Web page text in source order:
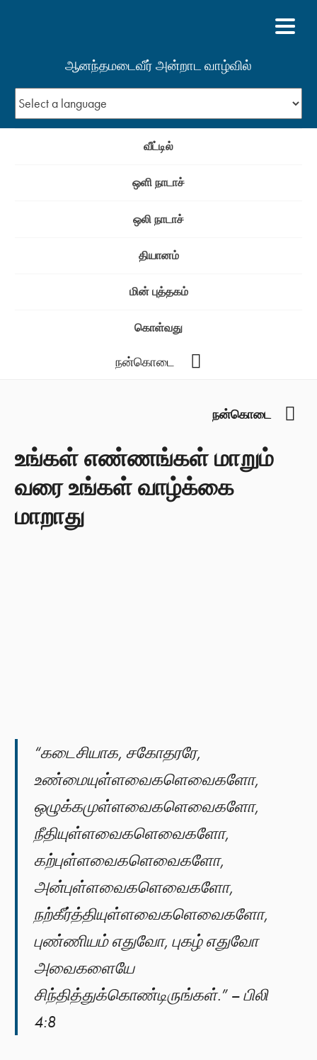
ஆனந்தமடைவீர் அன்றாட வாழ்வில்
வீட்டில்
ஒளி நாடாச்
ஒலி நாடாச்
தியானம்
மின் புத்தகம்
கொள்வது
நன்கொடை
நன்கொடை
உங்கள் எண்ணங்கள் மாறும்
வரை உங்கள் வாழ்க்கை
மாறாது
“கடைசியாக, சகோதரரே,
உண்மையுள்ளவைகளெவைகளோ,
ஒழுக்கமுள்ளவைகளெவைகளோ,
நீதியுள்ளவைகளெவைகளோ,
கற்புள்ளவைகளெவைகளோ,
அன்புள்ளவைகளெவைகளோ,
நற்கீர்த்தியுள்ளவைகளெவைகளோ,
புண்ணியம் எதுவோ, புகழ் எதுவோ
அவைகளையே
சிந்தித்துக்கொண்டிருங்கள்.” – பிலி
4:8